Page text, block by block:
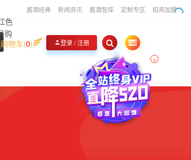
酱酒经典 新闻资讯 酱酒智库 定制专区 招商加盟
购物车(0) 登录 / 注册
×